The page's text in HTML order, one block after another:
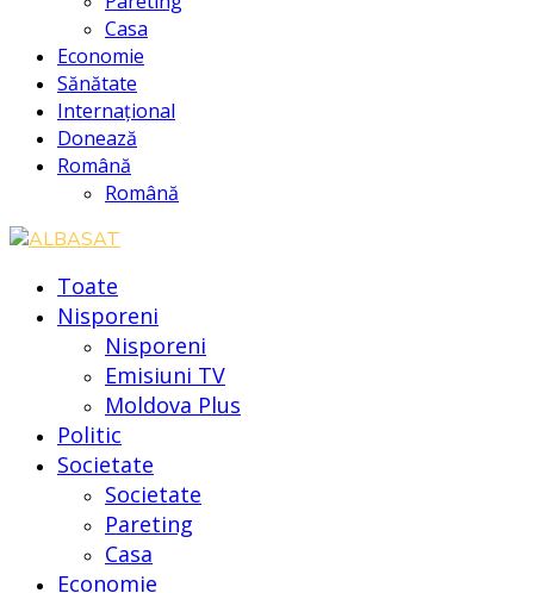
Casa
Economie
Sănătate
Internațional
Donează
Română
Română
Toate
Nisporeni
Nisporeni
Emisiuni TV
Moldova Plus
Politic
Societate
Societate
Pareting
Casa
Economie